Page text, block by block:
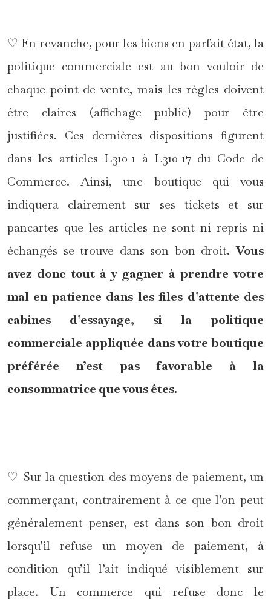
♡ En revanche, pour les biens en parfait état, la
politique commerciale est au bon vouloir de
chaque point de vente, mais les règles doivent
être claires (affichage public) pour être
justifiées. Ces dernières dispositions figurent
dans les articles L310-1 à L310-17 du Code de
Commerce. Ainsi, une boutique qui vous
indiquera clairement sur ses tickets et sur
pancartes que les articles ne sont ni repris ni
échangés se trouve dans son bon droit.Vous
avez donc tout à y gagner à prendre votre
mal en patience dans les files d’attente des
cabines d’essayage, si la politique
commerciale appliquée dans votre boutique
préférée n’est pas favorable à la
consommatrice que vous êtes.
♡ Sur la question des moyens de paiement, un
commerçant, contrairement à ce que l’on peut
généralement penser, est dans son bon droit
lorsqu’il refuse un moyen de paiement, à
condition qu’il l’ait indiqué visiblement sur
place. Un commerce qui refuse donc le